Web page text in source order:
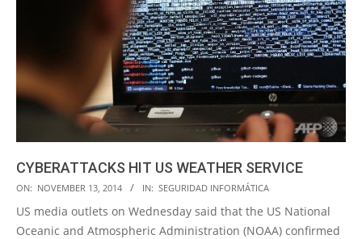
CYBERATTACKS HIT US WEATHER SERVICE
2014-
11-
13
ON: NOVEMBER 13, 2014 IN: SEGURIDAD INFORMÁTICA
US media outlets on Wednesday said that the US National
Oceanic and Atmospheric Administration (NOAA) confirmed